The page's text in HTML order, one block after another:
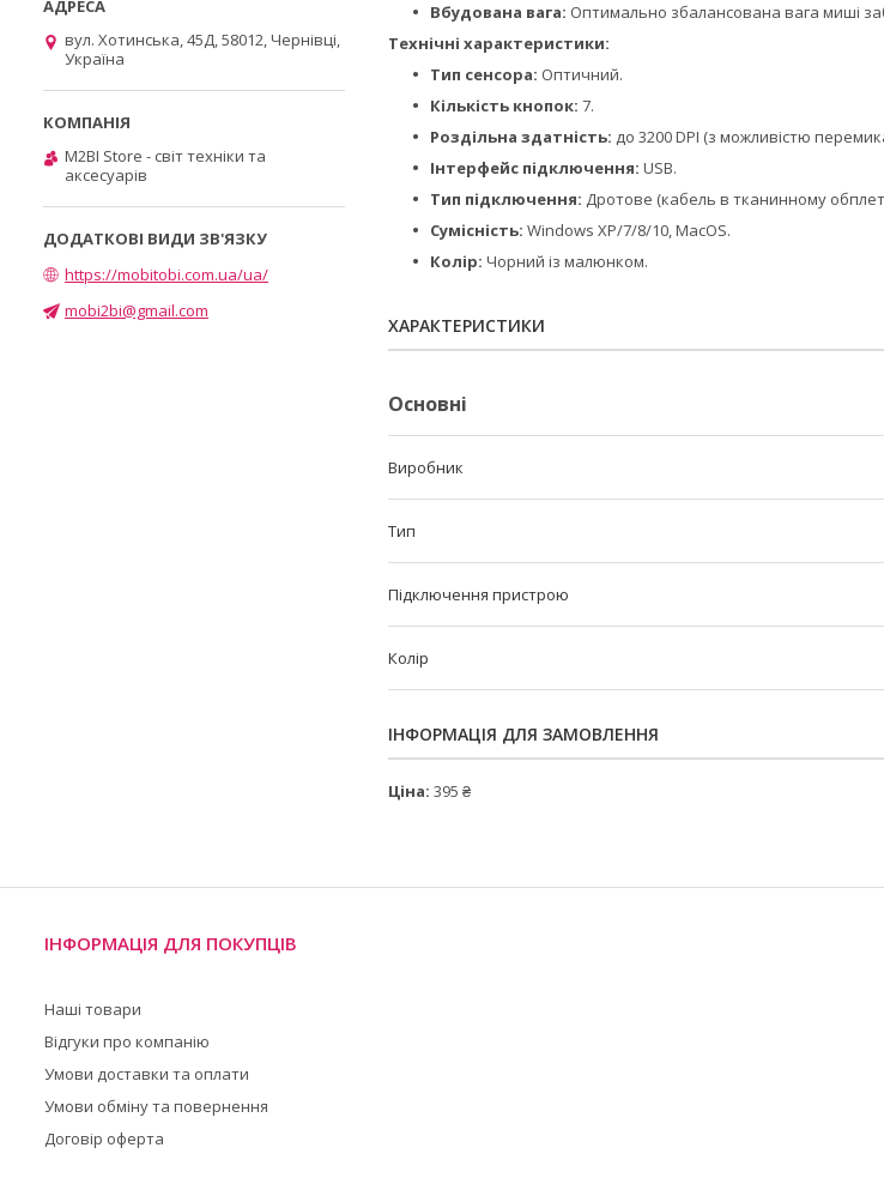
Вбудована вага: Оптимально збалансована вага миші
Технічні характеристики:
Тип сенсора: Оптичний.
Кількість кнопок: 7.
Роздільна здатність: до 3200 DPI (з можливістю
Інтерфейс підключення: USB.
Тип підключення: Дротове (кабель в тканинному
Сумісність: Windows XP/7/8/10, MacOS.
Колір: Чорний із малюнком.
ХАРАКТЕРИСТИКИ
Основні
Виробник
Тип
Підключення пристрою
Колір
ІНФОРМАЦІЯ ДЛЯ ЗАМОВЛЕННЯ
Ціна: 395 ₴
вул. Хотинська, 45Д, 58012, Чернівці,
Україна
M2BI Store - світ техніки та
аксесуарів
https://mobitobi.com.ua/ua/
mobi2bi@gmail.com
ІНФОРМАЦІЯ ДЛЯ ПОКУПЦІВ
Наші товари
Відгуки про компанію
Умови доставки та оплати
Умови обміну та повернення
Договір оферта